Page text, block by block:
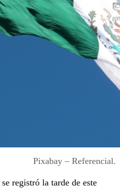
Pixabay – Referencial.
se registró la tarde de este